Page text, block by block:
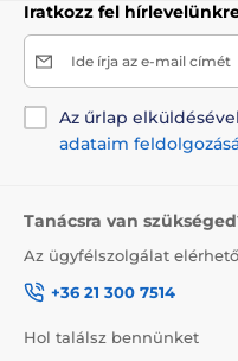
Iratkozz fel
Ide írja az e-mail címét
Az űrlap
adataim
Tanácsra van
Az ügyfélszolgálat elérhető
+36 21 300 7514
Hol találsz bennünket